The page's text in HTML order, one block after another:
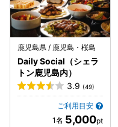
鹿児島県 / 鹿児島・桜島
Daily Social（シェラ
トン鹿児島内）
3.9 (49)
ご利用目安
5,000